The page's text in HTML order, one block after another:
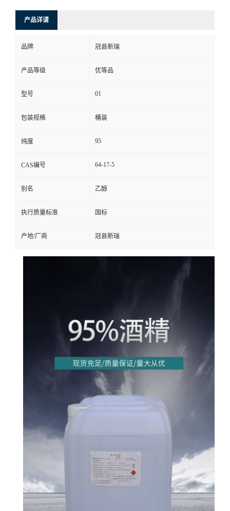
产品详请
品牌 冠县新瑞
产品等级 优等品
型号 01
包装规格 桶装
纯度 95
CAS编号 64-17-5
别名 乙醇
执行质量标准 国标
产地/厂商 冠县新瑞